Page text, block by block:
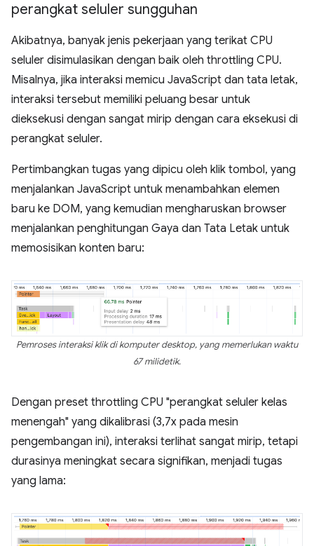
perangkat seluler sungguhan
Akibatnya, banyak jenis pekerjaan yang terikat CPU
seluler disimulasikan dengan baik oleh throttling CPU.
Misalnya, jika interaksi memicu JavaScript dan tata letak,
interaksi tersebut memiliki peluang besar untuk
dieksekusi dengan sangat mirip dengan cara eksekusi di
perangkat seluler.
Pertimbangkan tugas yang dipicu oleh klik tombol, yang
menjalankan JavaScript untuk menambahkan elemen
baru ke DOM, yang kemudian mengharuskan browser
menjalankan penghitungan Gaya dan Tata Letak untuk
memosisikan konten baru:
Pemroses interaksi klik di komputer desktop, yang memerlukan waktu
67 milidetik.
Dengan preset throttling CPU "perangkat seluler kelas
menengah" yang dikalibrasi (3,7x pada mesin
pengembangan ini), interaksi terlihat sangat mirip, tetapi
durasinya meningkat secara signifikan, menjadi tugas
yang lama: